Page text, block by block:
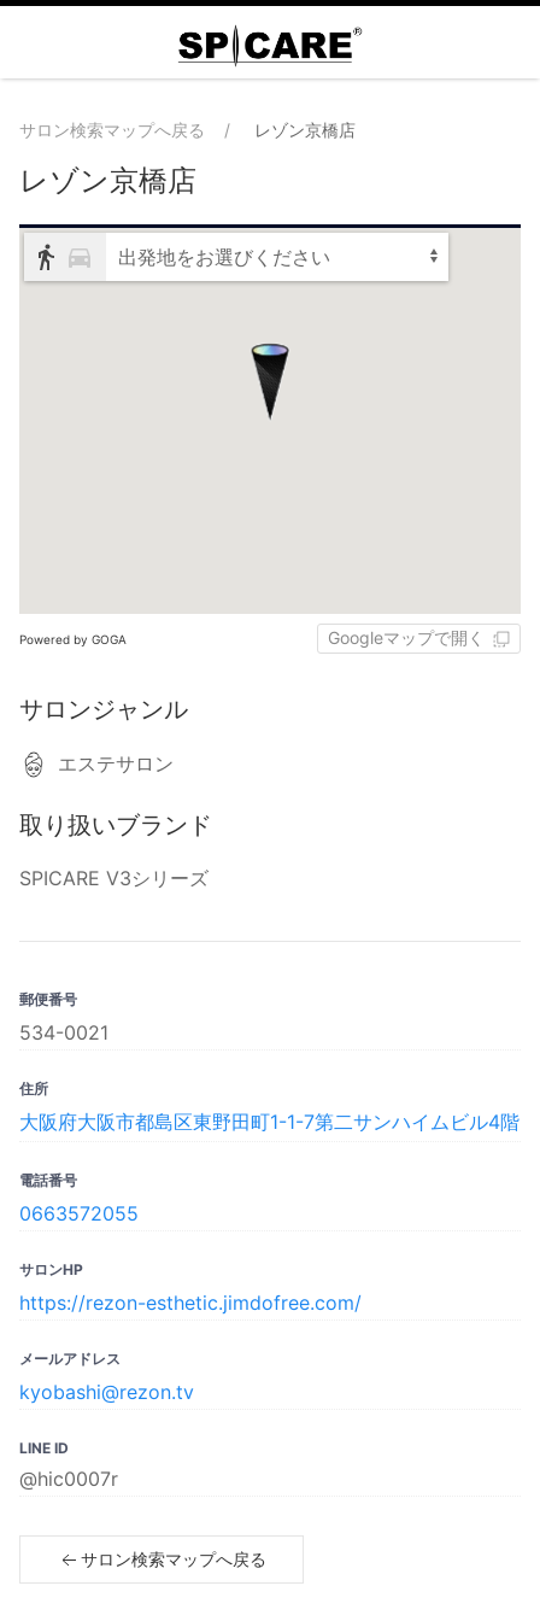
サロン検索マップへ戻る レゾン京橋店
レゾン京橋店
出発地をお選びください
Powered by GOGA Googleマップで開く
サロンジャンル
エステサロン
取り扱いブランド
SPICARE V3シリーズ
郵便番号
534-0021
住所
大阪府大阪市都島区東野田町1-1-7第二サンハイムビル4階
電話番号
0663572055
サロンHP
https://rezon-esthetic.jimdofree.com/
メールアドレス
kyobashi@rezon.tv
LINE ID
@hic0007r
サロン検索マップへ戻る